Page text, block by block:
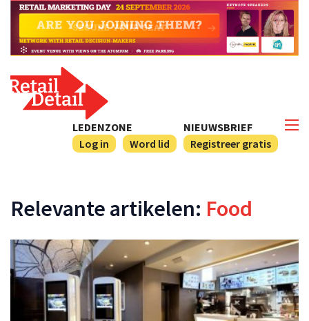
NIEUWSBRIEF
Registreer gratis
LEDENZONE
Log in
Word lid
Relevante artikelen: Food